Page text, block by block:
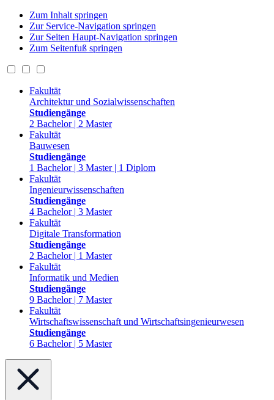
Zum Inhalt springen
Zur Service-Navigation springen
Zur Seiten Haupt-Navigation springen
Zum Seitenfuß springen
Fakultät
Architektur und Sozialwissenschaften
Studiengänge
2 Bachelor | 2 Master
Fakultät
Bauwesen
Studiengänge
1 Bachelor | 3 Master | 1 Diplom
Fakultät
Ingenieurwissenschaften
Studiengänge
4 Bachelor | 3 Master
Fakultät
Digitale Transformation
Studiengänge
2 Bachelor | 1 Master
Fakultät
Informatik und Medien
Studiengänge
9 Bachelor | 7 Master
Fakultät
Wirtschaftswissenschaft und Wirtschaftsingenieurwesen
Studiengänge
6 Bachelor | 5 Master